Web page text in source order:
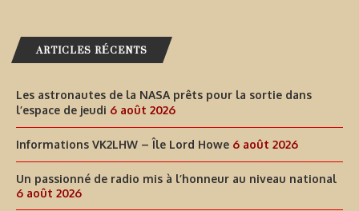
ARTICLES RÉCENTS
Les astronautes de la NASA prêts pour la sortie dans
l’espace de jeudi 6 août 2026
Informations VK2LHW – Île Lord Howe 6 août 2026
Un passionné de radio mis à l’honneur au niveau national
6 août 2026